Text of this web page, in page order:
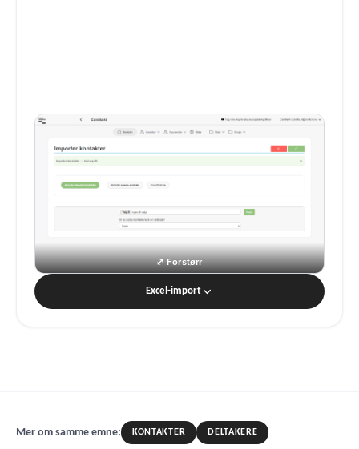
Excel-import
Mer om samme emne: KONTAKTER DELTAKERE